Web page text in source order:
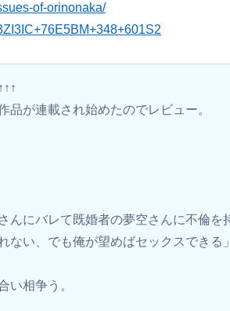
of-orinonaka/
品が連載され始めたのでレビュー。
んにバレて既婚者の夢空さんに不倫を
ない、でも俺が望めばセックスできる」
い相争う。